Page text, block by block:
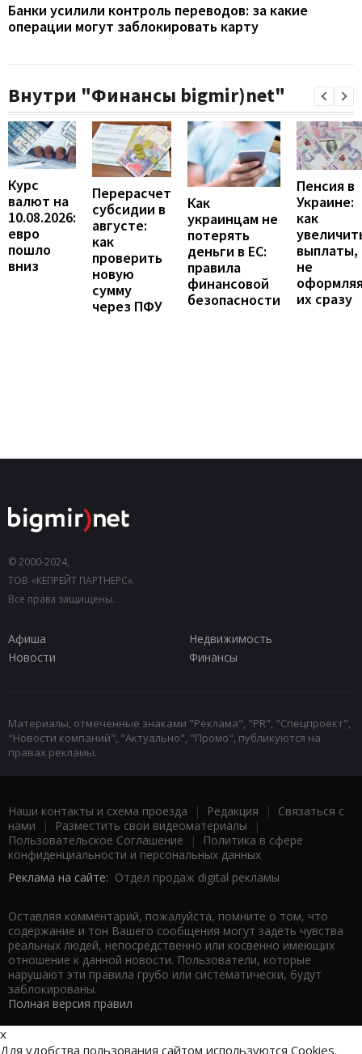
Банки усилили контроль переводов: за какие
операции могут заблокировать карту
Внутри "Финансы bigmir)net"
Курс
валют на
10.08.2026:
евро
пошло
вниз
Перерасчет
субсидии в
августе:
как
проверить
новую
сумму
через ПФУ
Как
украинцам не
потерять
деньги в ЕС:
правила
финансовой
безопасности
Пенсия в
Украине:
как
выплаты,
не
их сразу
© 2000-2024,
ТОВ «КЕПРЕЙТ ПАРТНЕРС».
Все права защищены.
Афиша
Недвижимость
Новости
Финансы
Материалы, отмеченные знаками "Реклама", "PR", "Спецпроект",
"Новости компаний", "Актуально", "Промо", публикуются на
правах рекламы.
Наши контакты и схема проезда | Редакция | Связаться с
нами | Разместить свои видеоматериалы |
Пользовательское Соглашение |
Политика в сфере
конфиденциальности и персональных данных
Реклама на сайте: Отдел продаж digital рекламы
Оставляя комментарий, пожалуйста, помните о том, что
содержание и тон Вашего сообщения могут задеть чувства
реальных людей, непосредственно или косвенно имеющих
отношение к данной новости. Пользователи, которые
нарушают эти правила грубо или систематически, будут
заблокированы.
Полная версия правил
x
Для удобства пользования сайтом используются Cookies.